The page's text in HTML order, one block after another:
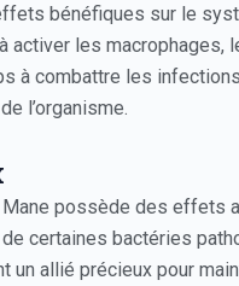
bénéfiques sur le
les
à combattre les
l’organisme.
possède des
certaines bactéries
allié précieux pour